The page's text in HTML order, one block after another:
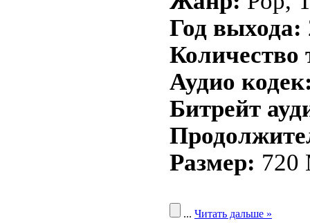
Год выхода:
Количество
Аудио
Битрейт
Размер: 720
... Читать дальше »